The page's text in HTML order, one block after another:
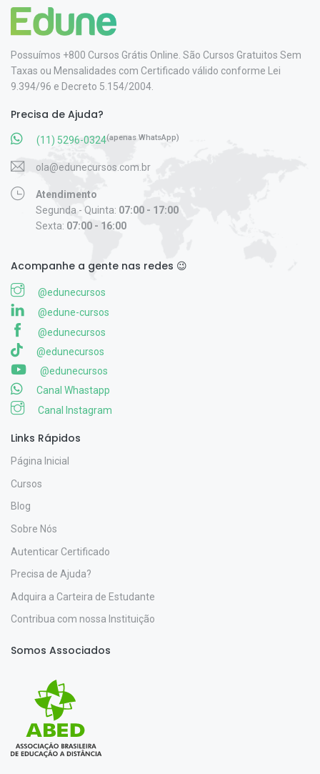
Possuímos +800 Cursos Grátis Online. São Cursos Gratuitos Sem
Taxas ou Mensalidades com Certificado válido conforme Lei
9.394/96 e Decreto 5.154/2004.
Precisa de Ajuda?
(11) 5296-0324(apenas WhatsApp)
ola@edunecursos.com.br
Atendimento
Segunda - Quinta: 07:00 - 17:00
Sexta: 07:00 - 16:00
Acompanhe a gente nas redes 😉
@edunecursos
@edune-cursos
@edunecursos
@edunecursos
@edunecursos
Canal Whastapp
Canal Instagram
Links Rápidos
Página Inicial
Cursos
Blog
Sobre Nós
Autenticar Certificado
Precisa de Ajuda?
Adquira a Carteira de Estudante
Contribua com nossa Instituição
Somos Associados